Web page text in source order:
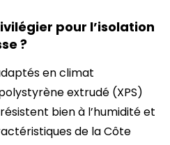
pour l’isolation
?
en climat
extrudé (XPS)
bien à l’humidité et
de la Côte